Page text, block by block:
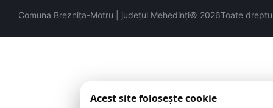
Comuna Breznița-Motru | județul Mehedinți© 2026Toate
Acest site folosește cookie